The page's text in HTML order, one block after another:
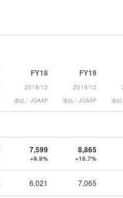
FY18
2018/12
連結 / JGAAP
FY19
2019/12
連結 / JGAAP 連
7,599
+9.9%
8,865
+16.7%
6,021 7,065